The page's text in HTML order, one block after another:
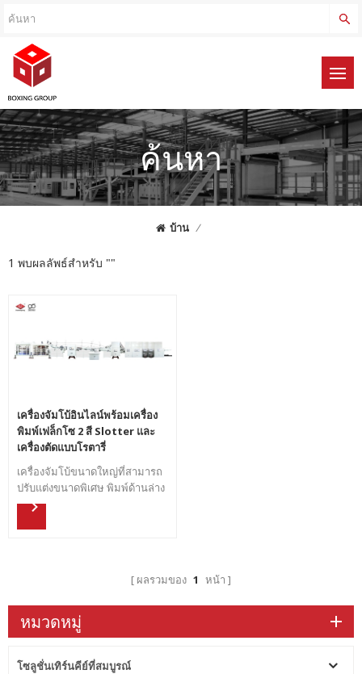
ค้นหา
บ้าน /
1 พบผลลัพธ์สำหรับ ""
เครื่องจัมโบ้อินไลน์พร้อมเครื่อง
พิมพ์เฟล็กโซ 2 สี Slotter และ
เครื่องตัดแบบโรตารี่
เครื่องจัมโบ้ขนาดใหญ่ที่สามารถ
ปรับแต่งขนาดพิเศษ พิมพ์ด้านล่าง
ด้วยการติด กาวแบบอินไลน์พับ
ผลรวมของ 1 หน้า
หมวดหมู่
โซลูชั่นเทิร์นคีย์ที่สมบูรณ์